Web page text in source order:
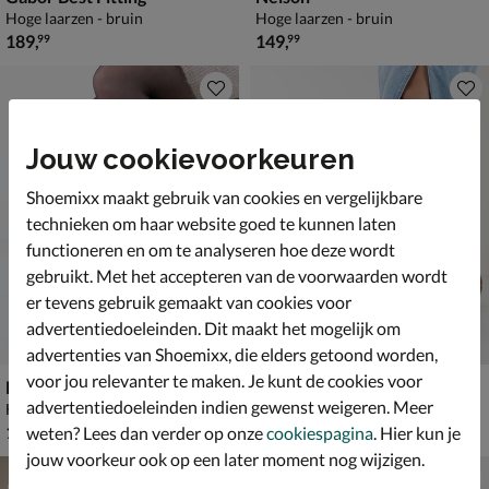
Hoge laarzen - bruin
€ 189,99
189,99
Hoge laarzen - bruin
€ 149,99
149,99
Nelson
Hoge laarzen - bruin
€ 139,99
139,99
Nelson
Cowboylaarzen - bruin
€ 119,99
119,99
Jouw cookievoorkeuren
Shoemixx maakt gebruik van cookies en vergelijkbare
technieken om haar website goed te kunnen laten
functioneren en om te analyseren hoe deze wordt
gebruikt. Met het accepteren van de voorwaarden wordt
er tevens gebruik gemaakt van cookies voor
advertentiedoeleinden. Dit maakt het mogelijk om
advertenties van Shoemixx, die elders getoond worden,
voor jou relevanter te maken. Je kunt de cookies voor
advertentiedoeleinden indien gewenst weigeren. Meer
weten? Lees dan verder op onzecookiespagina. Hier kun je
jouw voorkeur ook op een later moment nog wijzigen.